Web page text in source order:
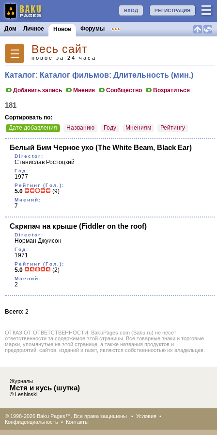
РЕГИСТРАЦИЯ
ВХОД
Дом Личное Новое Форумы
Весь сайт
новое за 24 часа
Каталог: Каталог фильмов: Длительность (мин.)
Добавить запись Мнения Сообщество Возратиться
181
Сортировать по:
Дате добавления
Названию Году Мнениям Рейтингу
Белый Бим Черное ухо (The White Beam, Black Ear)
Director:
Станислав Ростоцкий
Год:
1977
Рейтинг (Гол.):
5.0 (9)
Мнений:
7
Скрипач на крыше (Fiddler on the roof)
Director:
Норман Джуисон
Год:
1971
Рейтинг (Гол.):
5.0 (2)
Мнений:
2
Всего: 2
ОТКАЗ ОТ ОТВЕТСТВЕННОСТИ: BakuPages.com (Baku.ru) не несет
ответственности за содержимое этой страницы. Все товарные знаки и торговые
марки, упомянутые на этой странице, а также названия продуктов и
предприятий, сайтов, изданий и газет, являются собственностью их владельцев.
Журналы
Мстя и кусь (шутка)
© Leshinski
© 1998-2026 Baku Pages™. Все права защищены • Условия •
Конфиденциальность • Контакты